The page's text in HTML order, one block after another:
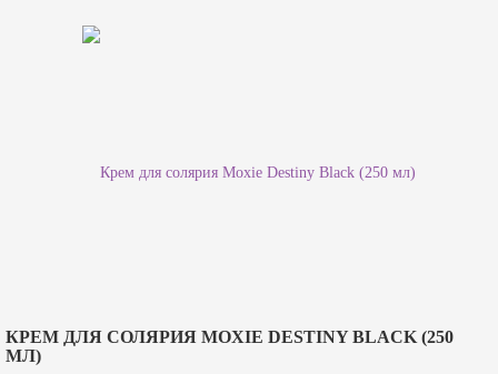
КРЕМ ДЛЯ СОЛЯРИЯ MOXIE DESTINY BLACK (250
МЛ)